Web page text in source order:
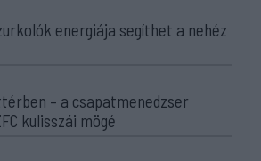
energiája segíthet a nehéz
– a csapatmenedzser
kulisszái mögé